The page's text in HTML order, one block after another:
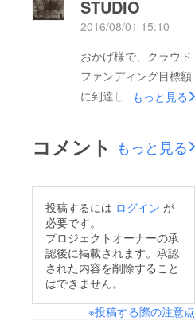
を報告させて頂きま
ける事が多く、少し落
ち着いたてから内容を
報告させて頂きます。
で、3年分くらいの出
来事がありました。シ
いか？と思うくらい派
手なミュージカルの様
な旅でしたが、見事に
ロックスターを演じ
きったと思います。黒
人しかいないゴスペル
まだ油断は出来ません
が、 今日は経過報告
というより、今後こう
いった事にチャレンジ
したいという方々に、
今回で 僕が知った事
思います。 まず今1
税』！これはね〜、ホ
ント世知辛い。 今回
の荷物は縦・横・奥行
きをあわせて150cm以
内で23kgが8箱。これ
は飛行機にのせられる
最大のサイズです。飛
STUDIO
2016/08/01 15:10
おかげ様で、クラウド
ファンディング目標額
に到達しました！！
当にありがとうござい
ます。 この週末に松
5000本の結束バンド
の仕込み、1000枚以
上のフィルムの清掃を
完了しました！流石に
違いしていて、フィル
もっと見る
コメント もっと見る
投稿するには ログイン が
必要です。
プロジェクトオーナーの承
認後に掲載されます。承認
された内容を削除すること
はできません。
※投稿する際の注意点